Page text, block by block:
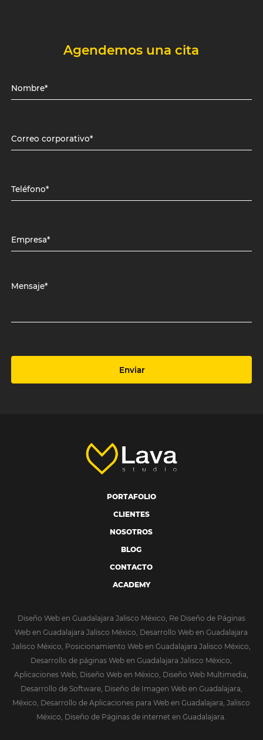
Agendemos una cita
Nombre*
Correo corporativo*
Teléfono*
Empresa*
Mensaje*
Enviar
PORTAFOLIO
CLIENTES
NOSOTROS
BLOG
CONTACTO
ACADEMY
Diseño Web en Guadalajara Jalisco México, Re Diseño de Páginas
Web en Guadalajara Jalisco México, Desarrollo Web en Guadalajara
Jalisco México, Posicionamiento Web en Guadalajara Jalisco México,
Desarrollo de páginas Web en Guadalajara Jalisco México,
Aplicaciones Web, Diseño Web en México, Diseño Web Multimedia,
Desarrollo de Software, Diseño de Imagen Web en Guadalajara,
México, Desarrollo de Aplicaciones para Web en Guadalajara, Jalisco
México, Diseño de Páginas de internet en Guadalajara.